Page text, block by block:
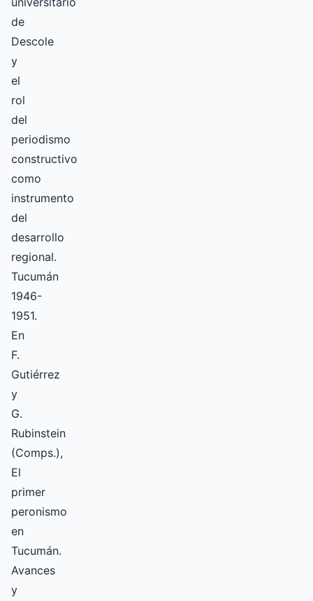
de
Descole
y
el
rol
del
periodismo
constructivo
como
instrumento
del
desarrollo
regional.
Tucumán
1946-
1951.
En
F.
Gutiérrez
y
G.
Rubinstein
(Comps.),
El
primer
peronismo
en
Tucumán.
Avances
y